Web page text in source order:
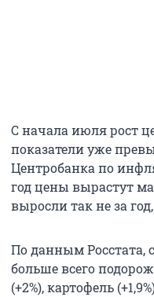
С начала июля рост
показатели уже
Центробанка по
год цены вырастут
выросли так не за
По данным Росстата,
больше всего
(+2%), картофель